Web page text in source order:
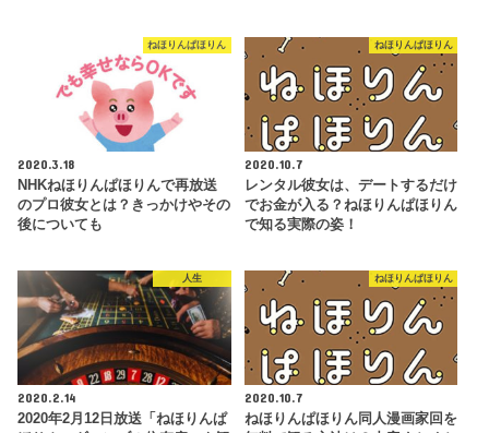
ねほりんぱほりん
2020.3.18
NHKねほりんぱほりんで再放送
のプロ彼女とは？きっかけやその
後についても
ねほりんぱほりん
2020.10.7
レンタル彼女は、デートするだけ
でお金が入る？ねほりんぱほりん
で知る実際の姿！
人生
2020.2.14
2020年2月12日放送「ねほりんぱ
ねほりんぱほりん
2020.10.7
ねほりんぱほりん同人漫画家回を